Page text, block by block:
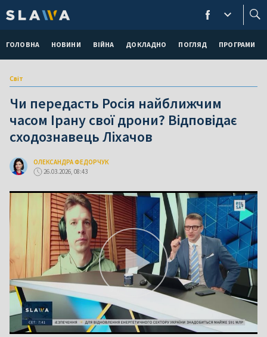
ГОЛОВНА НОВИНИ ВІЙНА ДОКЛАДНО ПОГЛЯД ПРОГРАМИ
Світ
Чи передасть Росія найближчим
часом Ірану свої дрони? Відповідає
сходознавець Ліхачов
ОЛЕКСАНДРА ФЕДОРЧУК
26.03.2026, 08:43